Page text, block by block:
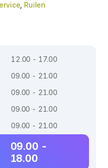
Ruilen
12.00 - 17.00
09.00 - 21.00
09.00 - 21.00
09.00 - 21.00
09.00 - 21.00
09.00 -
18.00